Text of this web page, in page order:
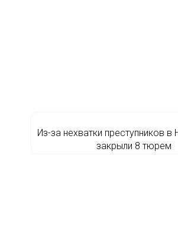
Из-за нехватки преступников в
закрыли 8 тюрем